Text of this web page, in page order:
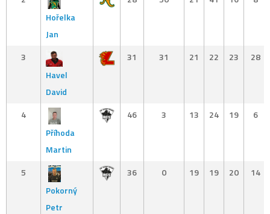
Hořelka
Jan
3
Havel
David
31 31 21 22 23 28
4
Příhoda
Martin
46 3 13 24 19 6
5
Pokorný
Petr
36 0 19 19 20 14